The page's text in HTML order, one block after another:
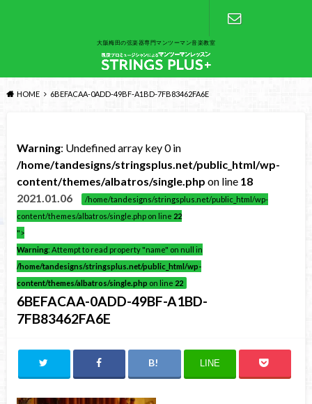
大阪梅田の弦楽器専門マンツーマン音楽教室
お問い合わ
HOME 6BEFACAA-0ADD-49BF-A1BD-7FB83462FA6E
Warning: Undefined array key 0 in
/home/tandesigns/stringsplus.net/public_html/wp-
content/themes/albatros/single.php on line 18
2021.01.06
/home/tandesigns/stringsplus.net/public_html/wp-
content/themes/albatros/single.php on line 22
">
Warning: Attempt to read property "name" on null in
/home/tandesigns/stringsplus.net/public_html/wp-
content/themes/albatros/single.php on line 22
6BEFACAA-0ADD-49BF-A1BD-
7FB83462FA6E
LINE